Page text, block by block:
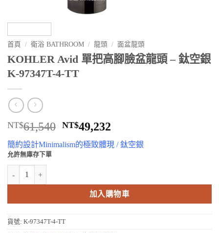
首頁 / 衛浴 BATHROOM / 龍頭 / 面盆龍頭
KOHLER Avid 單把高腳臉盆龍頭 – 鈦空銀
K-97347T-4-TT
NT$61,540 原
價
NT$49,232
前
價
簡約設計Minimalism的極致體現 / 鈦空銀
允許無庫存下單
KOHLER Avid 單把高腳臉盆龍頭 - 鈦空銀 K-97347T-4-TT 數量
加入購物車
貨號: K-97347T-4-TT